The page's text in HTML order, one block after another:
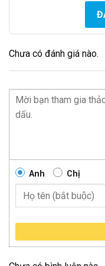
Chưa có đánh giá nào.
Anh Chị